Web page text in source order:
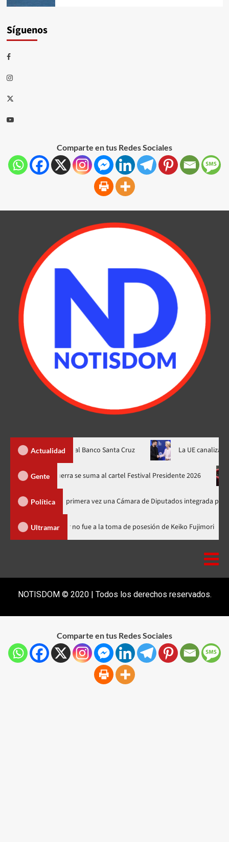
Síguenos
Comparte en tus Redes Sociales
Actualidad
“AA-” al Banco Santa Cruz La UE canaliza otros
Gente Juan Luis Guerra se suma al cartel Festival Presidente
Política
elegirá por primera vez una Cámara de Diputados integrada por 170
Ultramar Luis Abinader no fue a la toma de posesión de Keiko
NOTISDOM © 2020 | Todos los derechos reservados.
Comparte en tus Redes Sociales